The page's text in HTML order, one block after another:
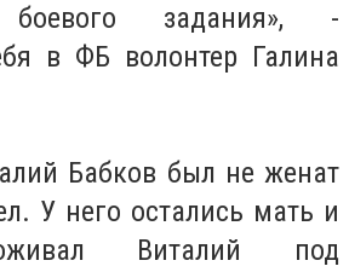
боевого задания», -
в ФБ волонтер Галина
Бабков был не женат
У него остались мать и
Виталий под